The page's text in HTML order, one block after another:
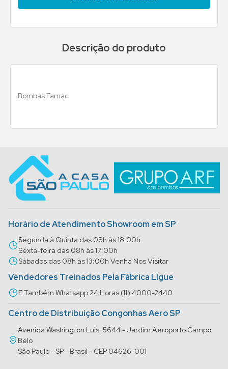
Descrição do produto
Bombas Famac
Horário de Atendimento Showroom em SP
Segunda à Quinta das 08h às 18:00h
Sexta-feira das 08h às 17:00h
Sábados das 08h às 13:00h Venha Nos Visitar
Vendedores Treinados Pela Fábrica Ligue
E Também Whatsapp 24 Horas (11) 4000-2440
Centro de Distribuição Congonhas Aero SP
Avenida Washington Luis, 5644 - Jardim Aeroporto Campo
Belo
São Paulo - SP - Brasil - CEP 04626-001